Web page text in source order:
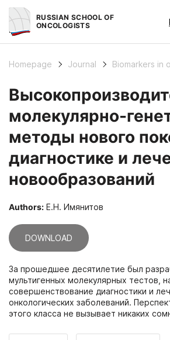
RUSSIAN SCHOOL OF
ONCOLOGISTS
Homepage Journal Biomarkers in
молекулярно-
методы нового
диагностике и
новообразований
Authors: Е.Н. Имянитов
DOWNLOAD
За прошедшее десятилетие был
мультигенных молекулярных тестов,
совершенствование диагностики и
онкологических заболеваний.
этого класса не вызывает никаких